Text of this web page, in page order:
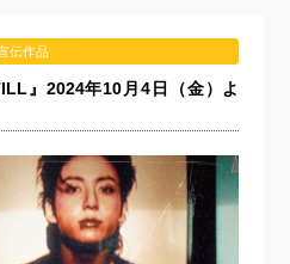
伝作品
』2024年10月4日（金）よ